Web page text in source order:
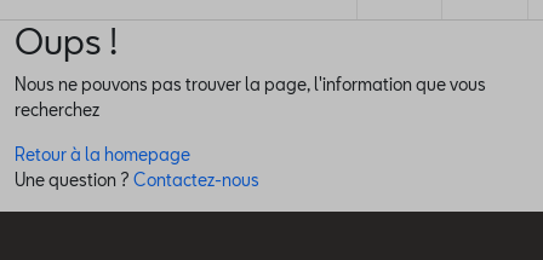
Oups !
Nous ne pouvons pas trouver la page, l'information que vous
recherchez
Retour à la homepage
Une question ? Contactez-nous